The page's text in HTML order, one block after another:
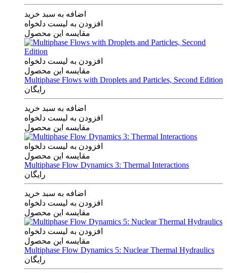
اضافه به سبد خرید
افزودن به لیست دلخواه
مقایسه این محصول
افزودن به لیست دلخواه
مقایسه این محصول
Multiphase Flows with Droplets and Particles, Second Edition
رایگان
اضافه به سبد خرید
افزودن به لیست دلخواه
مقایسه این محصول
افزودن به لیست دلخواه
مقایسه این محصول
Multiphase Flow Dynamics 3: Thermal Interactions
رایگان
اضافه به سبد خرید
افزودن به لیست دلخواه
مقایسه این محصول
افزودن به لیست دلخواه
مقایسه این محصول
Multiphase Flow Dynamics 5: Nuclear Thermal Hydraulics
رایگان